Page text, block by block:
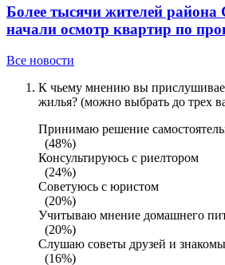
Более тысячи жителей района
начали осмотр квартир по
Все новости
К чьему мнению вы
жилья? (можно выбрать до трех
Принимаю решение
(48%)
Консультируюсь с риелтором
(24%)
Советуюсь с юристом
(20%)
Учитываю мнение домашнего
(20%)
Слушаю советы друзей и
(16%)